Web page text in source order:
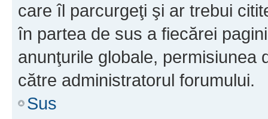
care îl parcurgeţi şi ar trebui
în partea de sus a fiecărei
anunţurile globale, permisiunea
către administratorul forumului.
Sus